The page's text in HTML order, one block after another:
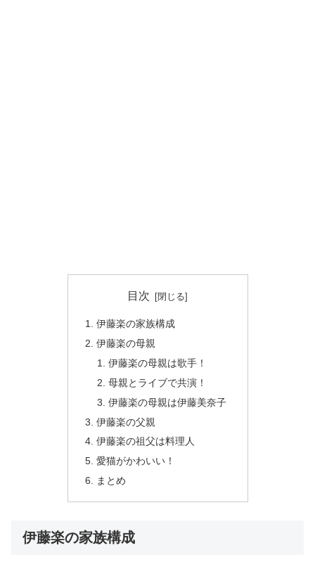
目次
伊藤楽の家族構成
伊藤楽の母親
伊藤楽の母親は歌手！
母親とライブで共演！
伊藤楽の母親は伊藤美奈子
伊藤楽の父親
伊藤楽の祖父は料理人
愛猫がかわいい！
まとめ
伊藤楽の家族構成